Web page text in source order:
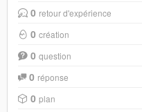
0 retour d'expérience
0 création
0 question
0 réponse
0 plan